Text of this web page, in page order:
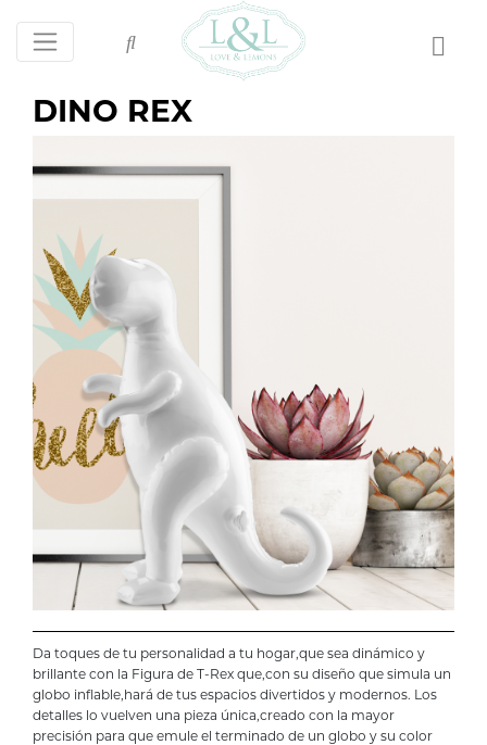
DINO REX
Da toques de tu personalidad a tu hogar,que sea dinámico y
brillante con la Figura de T-Rex que,con su diseño que simula un
globo inflable,hará de tus espacios divertidos y modernos. Los
detalles lo vuelven una pieza única,creado con la mayor
precisión para que emule el terminado de un globo y su color